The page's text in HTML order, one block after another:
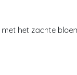
met het zachte